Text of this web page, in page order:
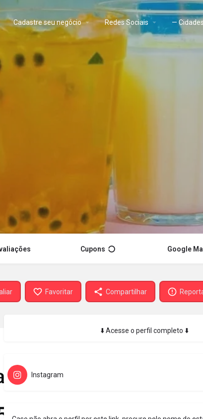
Cadastre seu negócio Redes Sociais —
Cupons Google
Favoritar Compartilhar
⬇️ Acesse o perfil completo ⬇️
Instagram